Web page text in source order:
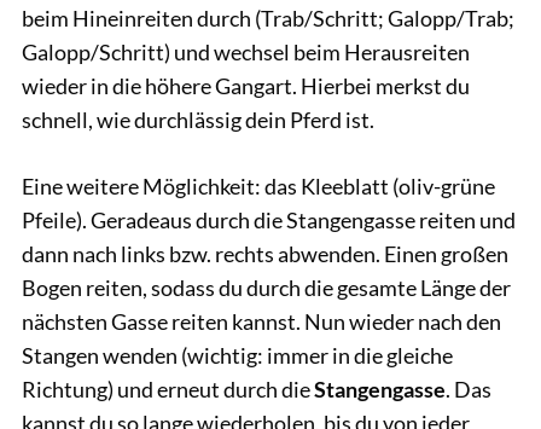
beim Hineinreiten durch (Trab/Schritt; Galopp/Trab;
Galopp/Schritt) und wechsel beim Herausreiten
wieder in die höhere Gangart. Hierbei merkst du
schnell, wie durchlässig dein Pferd ist.
Eine weitere Möglichkeit: das Kleeblatt (oliv-grüne
Pfeile). Geradeaus durch die Stangengasse reiten und
dann nach links bzw. rechts abwenden. Einen großen
Bogen reiten, sodass du durch die gesamte Länge der
nächsten Gasse reiten kannst. Nun wieder nach den
Stangen wenden (wichtig: immer in die gleiche
Richtung) und erneut durch dieStangengasse. Das
kannst du so lange wiederholen, bis du von jeder